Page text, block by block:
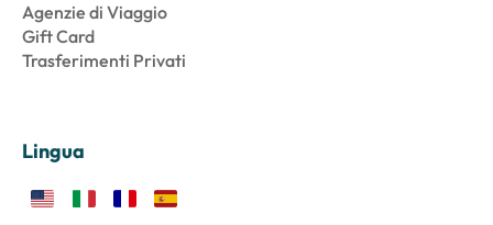
Agenzie di Viaggio
Gift Card
Trasferimenti Privati
Lingua